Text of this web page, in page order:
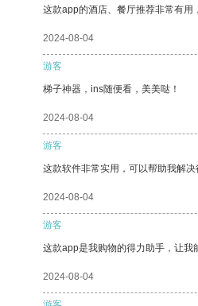
这款app的酒店、餐厅推荐非常有用
2024-08-04
游客
梯子神器，ins随便看，美美哒！
2024-08-04
游客
这款软件非常实用，可以帮助我解
2024-08-04
游客
这款app是我购物的得力助手，让我
2024-08-04